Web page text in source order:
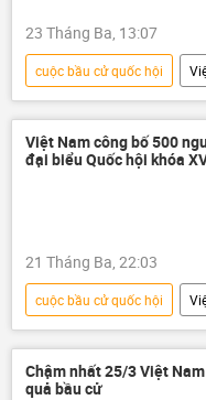
23 Tháng Ba, 13:07
cuộc bầu cử quốc hội
thông tin
Đảng
Chính trị
Bộ Chính
Việt Nam công bố 500
đại biểu Quốc hội khóa
21 Tháng Ba, 22:03
cuộc bầu cử quốc hội
Quốc hội
Chính trị
Quốc hội Việt Nam
Chậm nhất 25/3 Việt
quả bầu cử